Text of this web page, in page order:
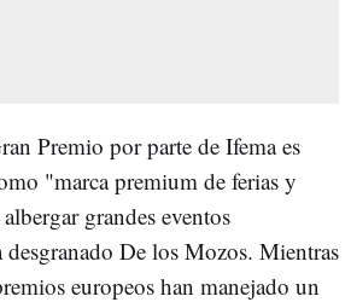
Premio por parte de Ifema es
"marca premium de ferias y
grandes eventos
De los Mozos. Mientras
europeos han manejado un